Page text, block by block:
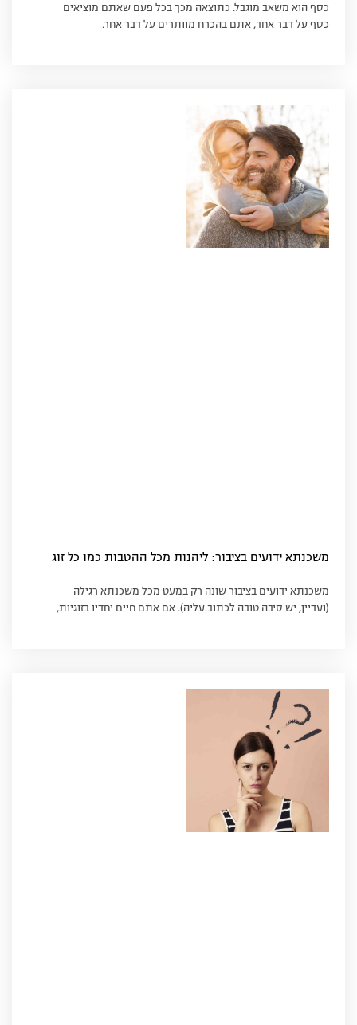
כסף הוא משאב מוגבל. כתוצאה מכך בכל פעם שאתם מוציאים
כסף על דבר אחד, אתם בהכרח מוותרים על דבר אחר.
משכנתא ידועים בציבור: ליהנות מכל ההטבות כמו כל זוג
משכנתא ידועים בציבור שונה רק במעט מכל משכנתא רגילה
(ועדיין, יש סיבה טובה לכתוב עליה). אם אתם חיים יחדיו בזוגיות,